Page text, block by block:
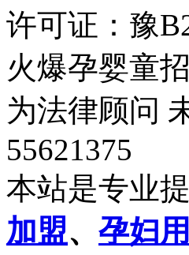
许可证：豫
火爆孕婴童
为法律顾问
55621375
本站是专业
加盟、 孕妇